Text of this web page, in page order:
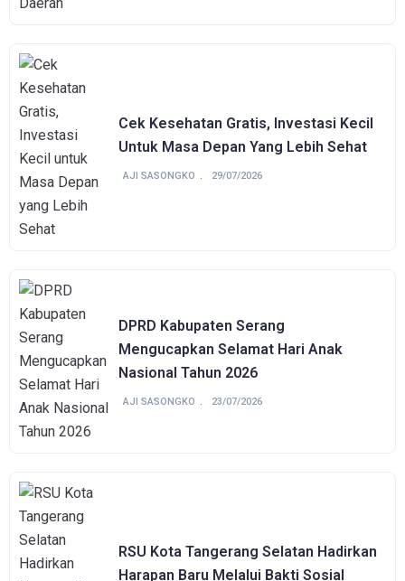
Cek Kesehatan Gratis, Investasi Kecil
Untuk Masa Depan Yang Lebih Sehat
AJI SASONGKO 29/07/2026
DPRD Kabupaten Serang
Mengucapkan Selamat Hari Anak
Nasional Tahun 2026
AJI SASONGKO 23/07/2026
RSU Kota Tangerang Selatan Hadirkan
Harapan Baru Melalui Bakti Sosial